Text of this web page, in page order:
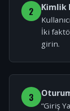
2 Kimlik
İki
girin.
3
“Giriş